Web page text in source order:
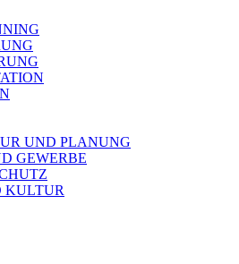
UND PLANUNG
GEWERBE
KULTUR